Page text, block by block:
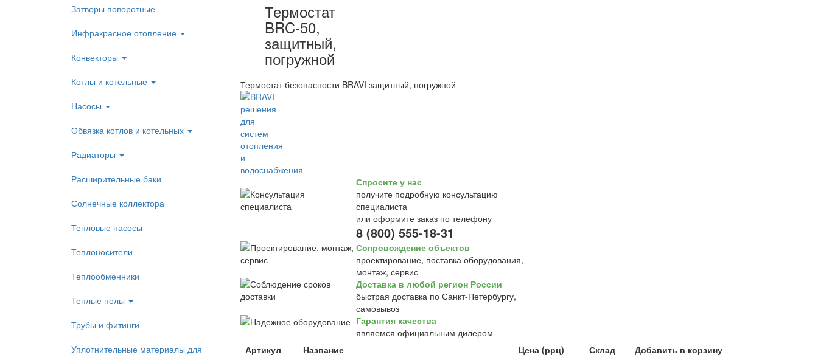
Затворы поворотные
Инфракрасное отопление
Конвекторы
Котлы и котельные
Насосы
Обвязка котлов и котельных
Радиаторы
Расширительные баки
Солнечные коллектора
Тепловые насосы
Теплоносители
Теплообменники
Теплые полы
Трубы и фитинги
Уплотнительные материалы для
Термостат
BRC-50,
защитный,
погружной
Термостат безопасности BRAVI защитный, погружной
Спросите у нас
получите подробную консультацию
специалиста
или оформите заказ по телефону
8 (800) 555-18-31
Сопровождение объектов
проектирование, поставка оборудования,
монтаж, сервис
Доставка в любой регион России
быстрая доставка по Санкт-Петербургу,
самовывоз
Гарантия качества
являемся официальным дилером
Артикул
Название Цена (ррц) Склад
Добавить в корзину